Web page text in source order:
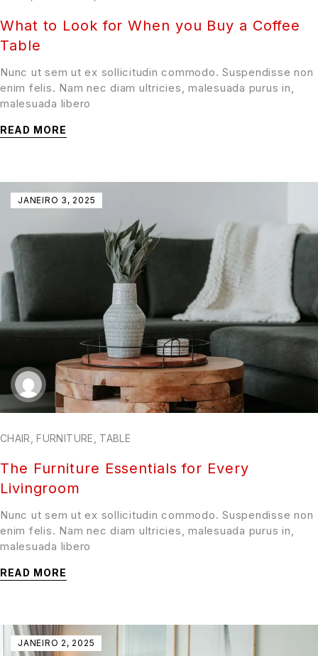
What to Look for When you Buy a Coffee
Table
Nunc ut sem ut ex sollicitudin commodo. Suspendisse non
enim felis. Nam nec diam ultricies, malesuada purus in,
malesuada libero
READ MORE
JANEIRO 3, 2025
CHAIR ,FURNITURE TABLE
The Furniture Essentials for Every
Livingroom
Nunc ut sem ut ex sollicitudin commodo. Suspendisse non
enim felis. Nam nec diam ultricies, malesuada purus in,
malesuada libero
READ MORE
JANEIRO 2, 2025